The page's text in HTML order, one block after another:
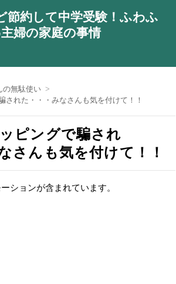
節約して中学受験！ふわふ
婦の家庭の事情
の無駄使い
された・・・みなさんも気を付けて！！
ピングで騙され
さんも気を付けて！！
ションが含まれています。